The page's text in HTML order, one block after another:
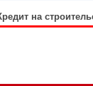
на